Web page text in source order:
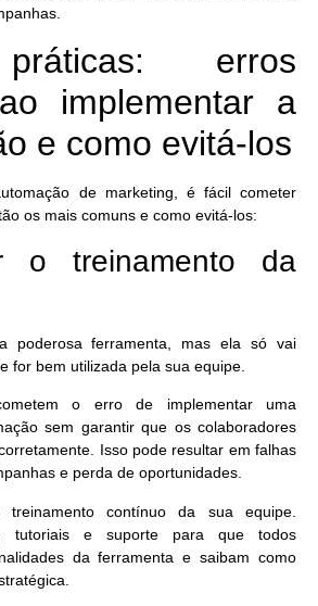
erros
implementar a
e como evitá-los
de marketing, é fácil cometer
os mais comuns e como evitá-los:
o treinamento da
poderosa ferramenta, mas ela só vai
for bem utilizada pela sua equipe.
o erro de implementar uma
sem garantir que os colaboradores
Isso pode resultar em falhas
e perda de oportunidades.
contínuo da sua equipe.
tutoriais e suporte para que todos
da ferramenta e saibam como